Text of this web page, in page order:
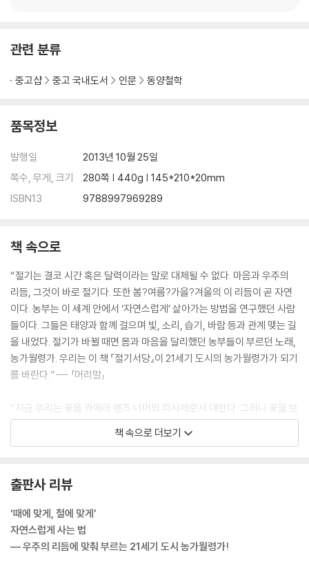
한로, 기적과 만나는 시간 ㆍ 한로를 맞이하는 우리들의 자세
10월
입동, 긴 휴식을 위한 준비 ㆍ 입동을 맞이하는 우리들의 자세
소설, ‘All in 음’의 시절 ㆍ 소설을 맞이하는 우리들의 자세
대설, 아낌없이 주는 눈 ㆍ 대설을 맞이하는 우리들의 자세
동지, 발바닥 주무르는 시절 ㆍ 동지를 맞이하는 우리들의 자세
대한, 밀린 빚을 갚는 시절 ㆍ 대한을 맞이하는 우리들의 자세
참고 도서
관련 분류
중고샵 중고 국내도서 인문 동양철학
품목정보
발행일
2013년 10월 25일
쪽수, 무게, 크기
280쪽 | 440g | 145*210*20mm
ISBN13
9788997969289
책 속으로
“절기는 결코 시간 혹은 달력이라는 말로 대체될 수 없다. 마음과 우주의
리듬, 그것이 바로 절기다. 또한 봄?여름?가을?겨울의 이 리듬이 곧 자연
이다. 농부는 이 세계 안에서 ‘자연스럽게’ 살아가는 방법을 연구했던 사람
들이다. 그들은 태양과 함께 걸으며 빛, 소리, 습기, 바람 등과 관계 맺는 길
을 내었다. 절기가 바뀔 때면 몸과 마음을 달리했던 농부들이 부르던 노래,
농가월령가. 우리는 이 책 『절기서당』이 21세기 도시의 농가월령가가 되기
를 바란다.”--- 「머리말」
“지금 우리는 꽃을 카메라 렌즈 너머의 피사체로서 대한다. 그러니 꽃을 보
면서도 자신이 꽃이 될 생각은 하지 못한다. 하지만 꽃은 꽃을 구경하지 않
는다. 구경은 청명의 절기에 더 이상 어울리지 않는 행위다. 왜 아무것에도
세트가 꽃망울이 터져 나올 수 있도록 응원하고 있다. 청명에 농사를 시작
한다는 것은 서리 내릴 일이 이제는 없다는 뜻이기도 하다. 이는 밖으로 표
출된 마음이 타박 맞을 일이 적다는 의미 아닌가. 제비꽃과 벚꽃이 서로 부
러워하지 않고 각자 제 살 궁리에 활짝 피어 있듯이 우리도 그렇게 피어나
책 속으로 더보기
출판사 리뷰
‘때에 맞게, 철에 맞게’
자연스럽게 사는 법
― 우주의 리듬에 맞춰 부르는 21세기 도시 농가월령가!